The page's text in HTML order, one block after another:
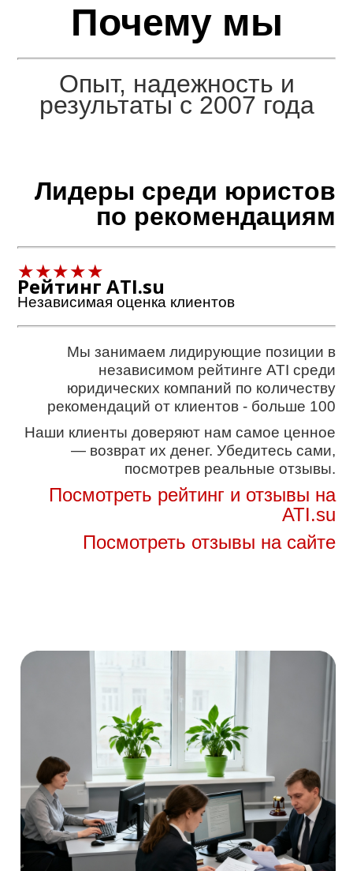
Почему мы
Опыт, надежность и
результаты с 2007 года
Лидеры среди юристов
по рекомендациям
★★★★★
Рейтинг ATI.su
Независимая оценка клиентов
Мы занимаем лидирующие позиции в
независимом рейтинге ATI среди
юридических компаний по количеству
рекомендаций от клиентов - больше 100
Наши клиенты доверяют нам самое ценное
— возврат их денег. Убедитесь сами,
посмотрев реальные отзывы.
Посмотреть рейтинг и отзывы на
ATI.su
Посмотреть отзывы на сайте